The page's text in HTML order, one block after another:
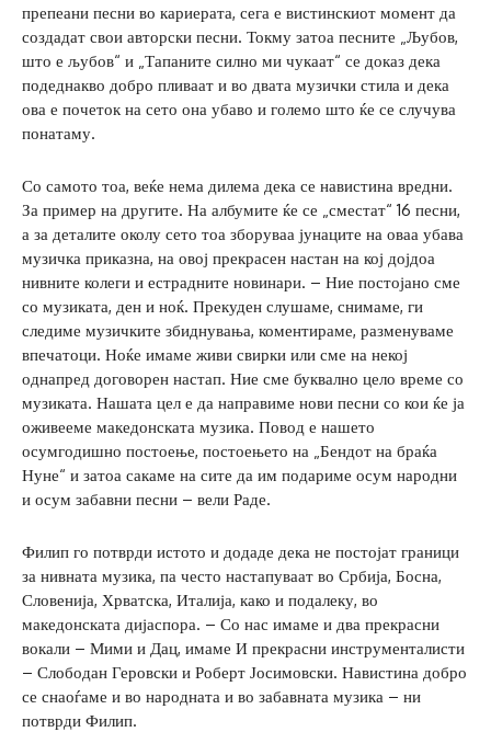
препеани песни во кариерата, сега е вистинскиот момент да
создадат свои авторски песни. Токму затоа песните „Љубов,
што е љубов“ и „Тапаните силно ми чукаат“ се доказ дека
подеднакво добро пливаат и во двата музички стила и дека
ова е почеток на сето она убаво и големо што ќе се случува
понатаму.
Со самото тоа, веќе нема дилема дека се навистина вредни.
За пример на другите. На албумите ќе се „сместат“ 16 песни,
а за деталите околу сето тоа зборуваа јунаците на оваа убава
музичка приказна, на овој прекрасен настан на кој дојдоа
нивните колеги и естрадните новинари. – Ние постојано сме
со музиката, ден и ноќ. Прекуден слушаме, снимаме, ги
следиме музичките збиднувања, коментираме, разменуваме
впечатоци. Ноќе имаме живи свирки или сме на некој
однапред договорен настап. Ние сме буквално цело време со
музиката. Нашата цел е да направиме нови песни со кои ќе ја
оживееме македонската музика. Повод е нашето
осумгодишно постоење, постоењето на „Бендот на браќа
Нуне“ и затоа сакаме на сите да им подариме осум народни
и осум забавни песни – вели Раде.
Филип го потврди истото и додаде дека не постојат граници
за нивната музика, па често настапуваат во Србија, Босна,
Словенија, Хрватска, Италија, како и подалеку, во
македонската дијаспора. – Со нас имаме и два прекрасни
вокали – Мими и Дац, имаме И прекрасни инструменталисти
– Слободан Геровски и Роберт Јосимовски. Навистина добро
се снаоѓаме и во народната и во забавната музика – ни
потврди Филип.